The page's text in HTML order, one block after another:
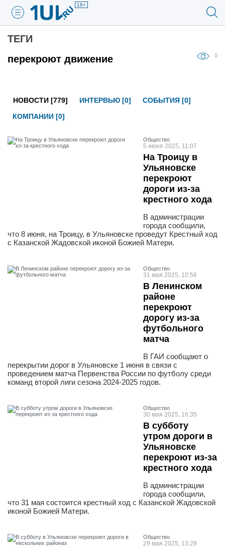
18+
ТЕГИ
перекроют движение
0
НОВОСТИ [779] ИНТЕРВЬЮ [0]
СОБЫТИЯ [0]
КОМПАНИИ [0]
Общество
5 июня 2025, 11:07
На Троицу в
Ульяновске
перекроют
дороги из-за
крестного хода
В администрации
города сообщили,
что 8 июня, на Троицу, в Ульяновске проведут Крестный ход
с Казанской Жадовской иконой Божией Матери.
Общество
31 мая 2025, 10:56
В Ленинском
районе
перекроют
дорогу из-за
футбольного
матча
В ГАИ сообщают о
перекрытии дорог в Ульяновске 1 июня в связи с
проведением матча Первенства России по футболу среди
команд второй лиги сезона 2024-2025 годов.
Общество
30 мая 2025, 16:35
В субботу
утром дороги в
Ульяновске
перекроют из-за
крестного хода
В администрации
города сообщили,
что 31 мая состоится крестный ход с Казанской Жадовской
иконой Божией Матери.
Общество
29 мая 2025, 13:29